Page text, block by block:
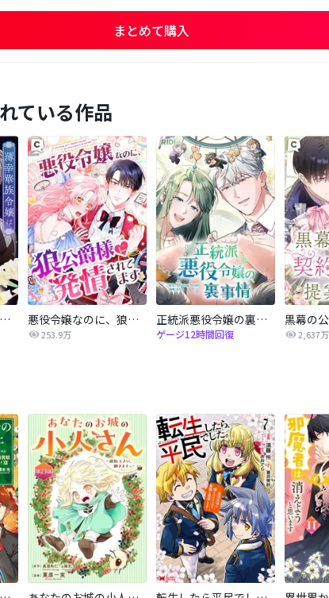
まとめて購入
ている作品
薄幸華族令嬢は時を戻りて返り咲く 悪役令嬢なのに、狼公爵様に発情されてます
253.9万
正統派悪役令嬢の裏事情
ゲージ12時間回復 2,637万